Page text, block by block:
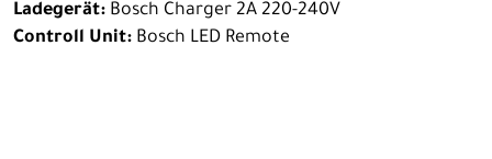
Ladegerät: Bosch Charger 2A 220-240V
Controll Unit: Bosch LED Remote